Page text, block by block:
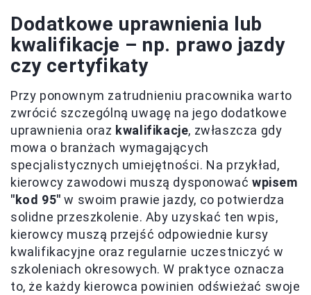
Dodatkowe uprawnienia lub
kwalifikacje – np. prawo jazdy
czy certyfikaty
Przy ponownym zatrudnieniu pracownika warto
zwrócić szczególną uwagę na jego dodatkowe
uprawnienia oraz kwalifikacje, zwłaszcza gdy
mowa o branżach wymagających
specjalistycznych umiejętności. Na przykład,
kierowcy zawodowi muszą dysponowaćwpisem
"kod 95" w swoim prawie jazdy, co potwierdza
solidne przeszkolenie. Aby uzyskać ten wpis,
kierowcy muszą przejść odpowiednie kursy
kwalifikacyjne oraz regularnie uczestniczyć w
szkoleniach okresowych. W praktyce oznacza
to, że każdy kierowca powinien odświeżać swoje